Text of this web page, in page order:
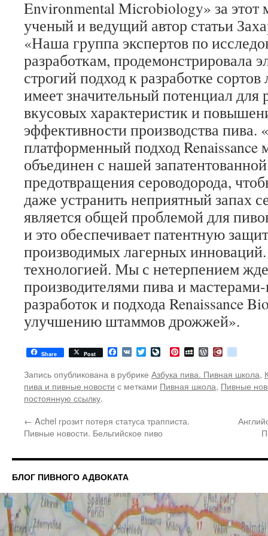
Environmental Microbiology» за этот
ученый и ведущий автор статьи
«Наша группа экспертов по
разработкам, продемонстрировала
строгий подход к разработке
имеет значительный потенциал для
вкусовых характеристик и
эффективности производства пива.
платформенный подход Renaissance
объединен с нашей
предотвращения сероводорода,
даже устранить неприятный запах
является общей проблемой для
и это обеспечивает патентную
производимых лагерных
технологией. Мы с нетерпением
производителями пива и
разработок и подхода Renaissance
улучшению штаммов дрожжей».
Share Post Facebook
VK TwitterLiveJournal
PinterestMySpaceWordPress
Diary.Ru
Запись опубликована в рубрике Азбука пива. Пивная школа,
пива и пивные новости с метками Пивная школа, Пивные
постоянную ссылку.
← Achel грозит потеря статуса трапписта.
Пивные новости. Бельгийское пиво
БЛОГ ПИВНОГО АДВОКАТА